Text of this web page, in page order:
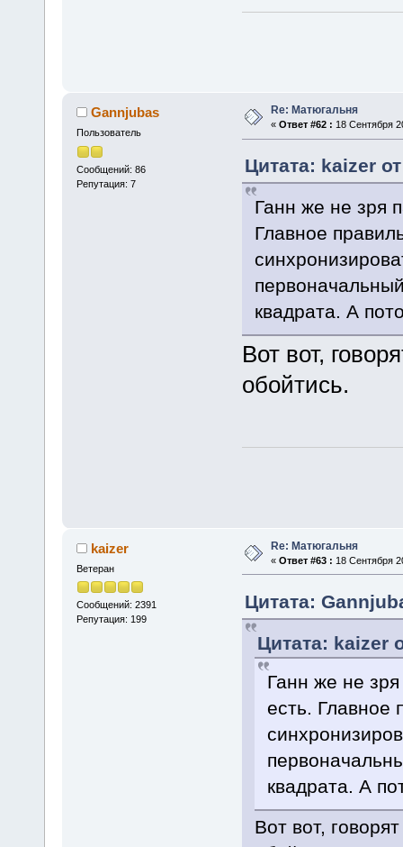
Gannjubas
Пользователь
Сообщений: 86
Репутация: 7
Re: Матюгальня
« Ответ #62 : 18 Сентября
Цитата: kaizer
Ганн же не зря
Главное
квадрата. А
Вот вот,
обойтись.
kaizer
Ветеран
Сообщений: 2391
Репутация: 199
Re: Матюгальня
« Ответ #63 : 18 Сентября
Цитата:
Цитата: kaizer
Ганн же не
есть. Главное
квадрата. А
Вот вот,